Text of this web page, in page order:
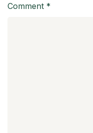
Comment *